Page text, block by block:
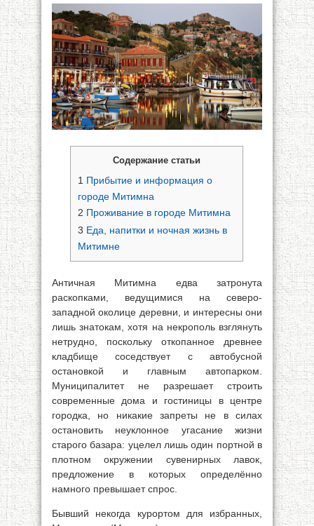
Содержание статьи
1 Прибытие и информация о
городе Митимна
2 Проживание в городе Митимна
3 Еда, напитки и ночная жизнь в
Митимне
Античная Митимна едва затронута
раскопками, ведущимися на северо-
западной околице деревни, и интересны они
лишь знатокам, хотя на некрополь взглянуть
нетрудно, поскольку откопанное древнее
кладбище соседствует с автобусной
остановкой и главным автопарком.
Муниципалитет не разрешает строить
современные дома и гостиницы в центре
городка, но никакие запреты не в силах
остановить неуклонное угасание жизни
старого базара: уцелел лишь один портной в
плотном окружении сувенирных лавок,
предложение в которых определённо
намного превышает спрос.
Бывший некогда курортом для избранных,